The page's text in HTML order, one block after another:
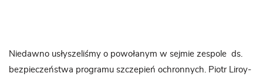
Niedawno usłyszeliśmy o powołanym w sejmie zespole ds.
bezpieczeństwa programu szczepień ochronnych. Piotr Liroy-